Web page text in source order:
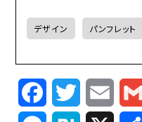
デザイン パンフレット
FacebookTwitter